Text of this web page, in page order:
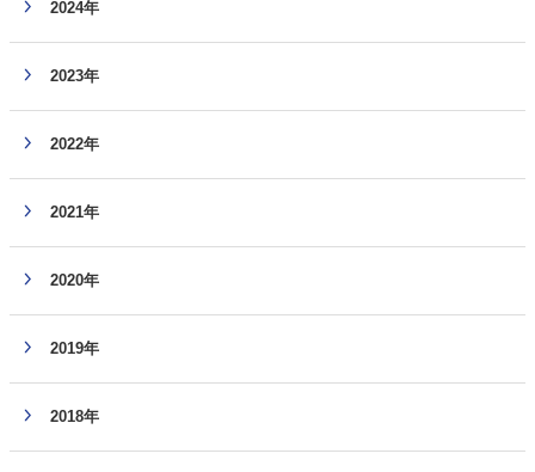
2024年
2023年
2022年
2021年
2020年
2019年
2018年